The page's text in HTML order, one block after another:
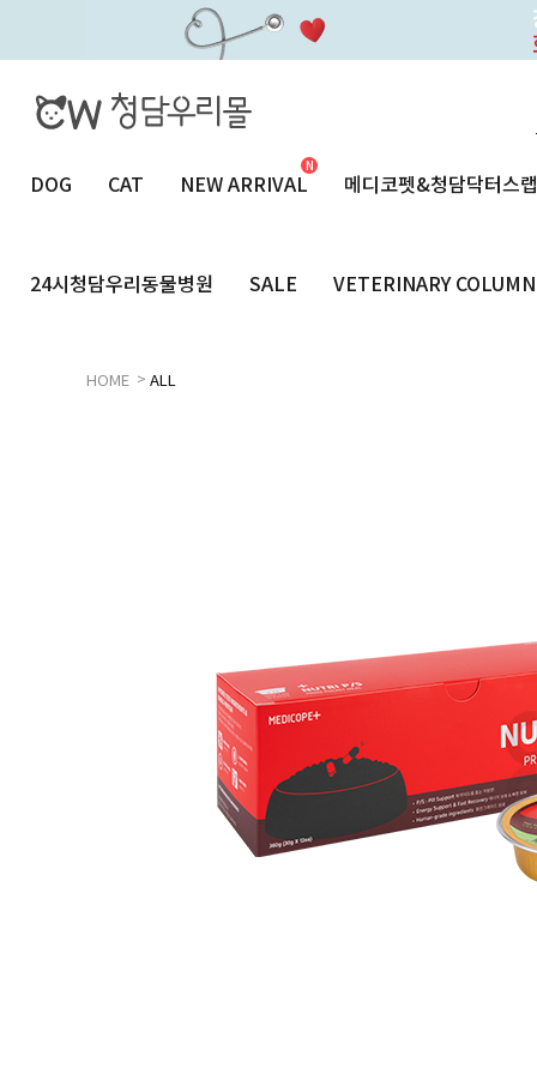
DOG CAT NEW ARRIVAL 메디코펫&청담닥터스랩
24시청담우리동물병원 SALE VETERINARY COLUMN
HOME > ALL